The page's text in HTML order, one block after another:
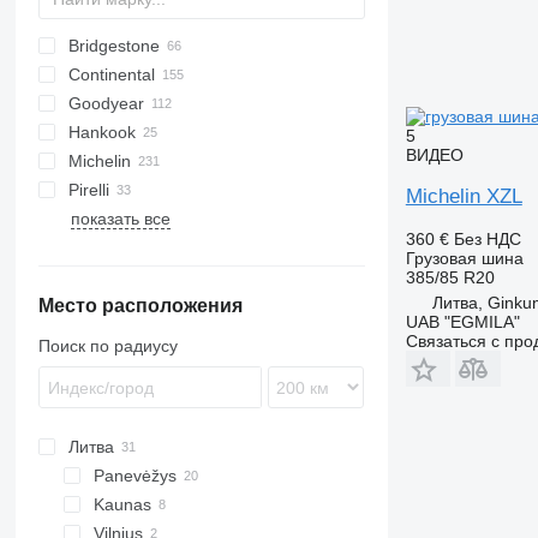
BT
Bravuris
Bridgestone
Blizzak LM
Ecopia
M729
M748
R-series
R164
Continental
HDL
HDR
HSR
HTR
MPT
SP
FS
Goodyear
FUELMAX
LHD
RHS
Hankook
DL
FR
Michelin
XDA
XDE
XZA
Hakka
W+
Pirelli
FH
Eskimo S3+
R-series
показать все
Место расположения
Поиск по радиусу
Литва
Panevėžys
Kaunas
Vilnius
5
ВИДЕО
Michelin XZL
360 € Без НДС
Грузовая шина
385/85 R20
Литва,
UAB "EGMILA"
Связаться с